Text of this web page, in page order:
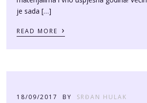
je sada […]
READ MORE ›
18/09/2017 BY SRĐAN HULAK